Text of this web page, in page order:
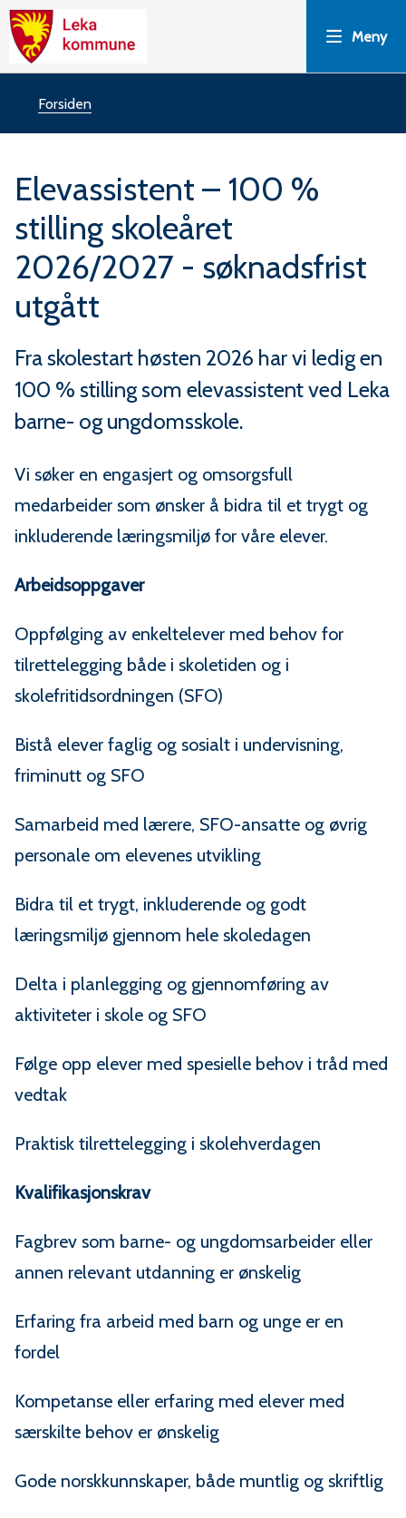
e
k
o
m
u
n
e
Meny
Du
her:
Forsiden
Elevassistent – 100 %
stilling skoleåret
2026/2027 - søknadsfrist
utgått
Fra skolestart høsten 2026 har vi ledig en
100 % stilling som elevassistent ved Leka
barne- og ungdomsskole.
Vi søker en engasjert og omsorgsfull
medarbeider som ønsker å bidra til et trygt og
inkluderende læringsmiljø for våre elever.
Arbeidsoppgaver
Oppfølging av enkeltelever med behov for
tilrettelegging både i skoletiden og i
skolefritidsordningen (SFO)
Bistå elever faglig og sosialt i undervisning,
friminutt og SFO
Samarbeid med lærere, SFO-ansatte og øvrig
personale om elevenes utvikling
Bidra til et trygt, inkluderende og godt
læringsmiljø gjennom hele skoledagen
Delta i planlegging og gjennomføring av
aktiviteter i skole og SFO
Følge opp elever med spesielle behov i tråd med
vedtak
Praktisk tilrettelegging i skolehverdagen
Kvalifikasjonskrav
Fagbrev som barne- og ungdomsarbeider eller
annen relevant utdanning er ønskelig
Erfaring fra arbeid med barn og unge er en
fordel
Kompetanse eller erfaring med elever med
særskilte behov er ønskelig
Gode norskkunnskaper, både muntlig og skriftlig